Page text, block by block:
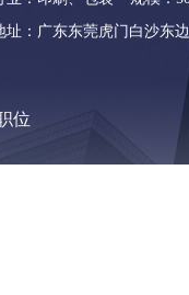
址：广东东莞虎门白沙东
位